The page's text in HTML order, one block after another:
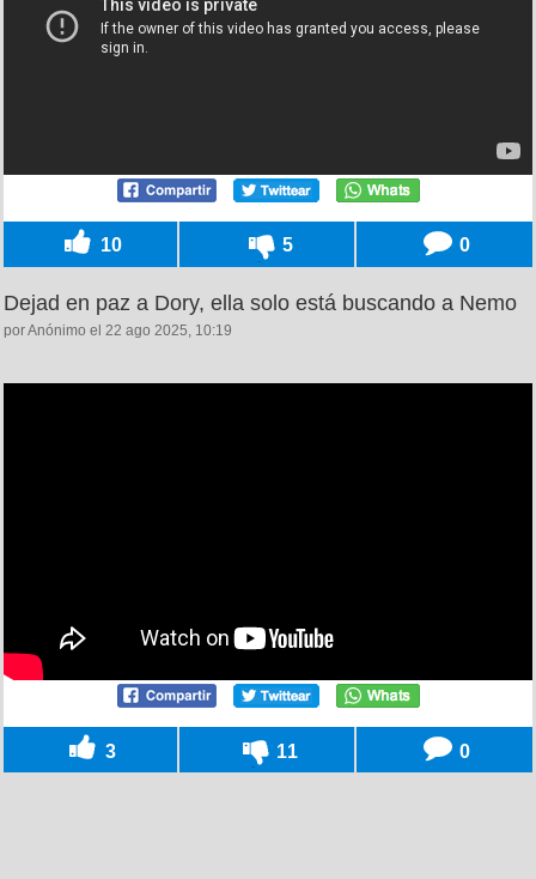
10 5 0
Dejad en paz a Dory, ella solo está buscando a Nemo
por Anónimo el 22 ago 2025, 10:19
3 11 0